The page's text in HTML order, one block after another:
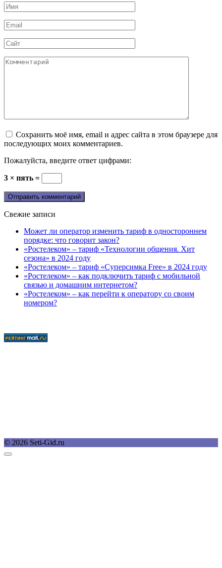
Имя
*
Email
*
Сайт
Комментарий
Сохранить моё имя, email и адрес сайта в этом браузере для
последующих моих комментариев.
Пожалуйста, введите ответ цифрами:
3 × пять =
Свежие записи
Может ли оператор изменить тариф в одностороннем
порядке: что говорит закон?
«Ростелеком» – тариф «Технологии общения. Хит
сезона» в 2024 году
«Ростелеком» – тариф «Суперсимка Free» в 2024 году
«Ростелеком» – как подключить тариф с мобильной
связью и домашним интернетом?
«Ростелеком» – как перейти к оператору со своим
номером?
© 2026 Seti-Gid.ru